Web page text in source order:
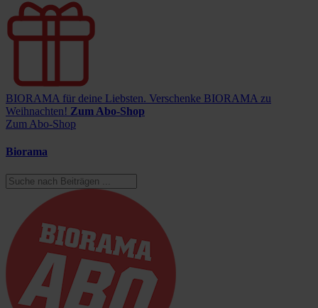
BIORAMA für deine Liebsten. Verschenke BIORAMA zu
Weihnachten! Zum Abo-Shop
Zum Abo-Shop
Biorama